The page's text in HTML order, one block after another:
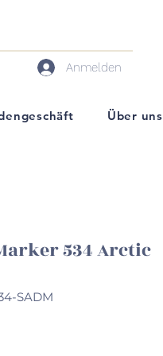
Anmelden
Über uns
534 Arctic
SADM